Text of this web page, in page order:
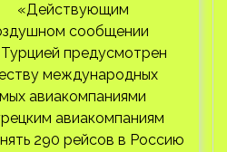
«Действующим
сообщении
предусмотрен
международных
авиакомпаниями
авиакомпаниям
290 рейсов в Россию